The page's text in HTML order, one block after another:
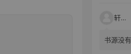
轩爸
书源没